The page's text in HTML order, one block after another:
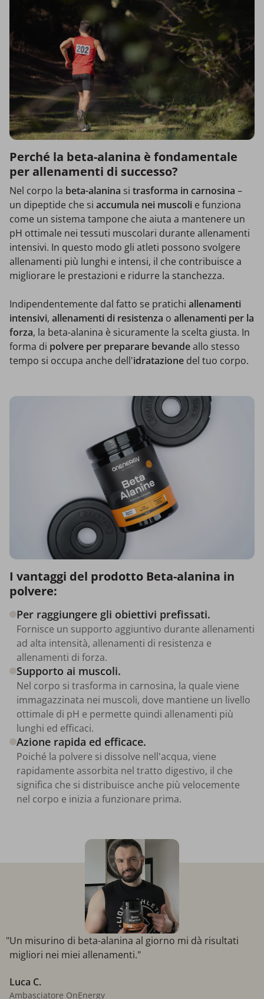
Perché la beta-alanina è fondamentale
per allenamenti di successo?
Nel corpo la beta-alanina si trasforma in carnosina –
un dipeptide che si accumula nei muscoli e funziona
come un sistema tampone che aiuta a mantenere un
pH ottimale nei tessuti muscolari durante allenamenti
intensivi. In questo modo gli atleti possono svolgere
allenamenti più lunghi e intensi, il che contribuisce a
migliorare le prestazioni e ridurre la stanchezza.
Indipendentemente dal fatto se pratichi allenamenti
intensivi, allenamenti di resistenza o allenamenti per la
forza, la beta-alanina è sicuramente la scelta giusta. In
forma di polvere per preparare bevandeallo stesso
tempo si occupa anche dell'idratazione del tuo corpo.
I vantaggi del prodotto Beta-alanina in
polvere:
Per raggiungere gli obiettivi prefissati.
Fornisce un supporto aggiuntivo durante allenamenti
ad alta intensità, allenamenti di resistenza e
allenamenti di forza.
Supporto ai muscoli.
Nel corpo si trasforma in carnosina, la quale viene
immagazzinata nei muscoli, dove mantiene un livello
ottimale di pH e permette quindi allenamenti più
lunghi ed efficaci.
Azione rapida ed efficace.
Poiché la polvere si dissolve nell'acqua, viene
rapidamente assorbita nel tratto digestivo, il che
significa che si distribuisce anche più velocemente
nel corpo e inizia a funzionare prima.
"Un misurino di beta-alanina al giorno mi dà risultati
migliori nei miei allenamenti."
Luca C.
Ambasciatore OnEnergy